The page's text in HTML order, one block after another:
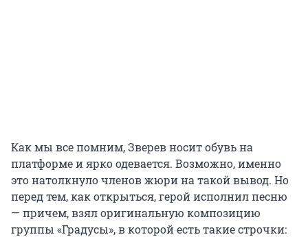
Как мы все помним, Зверев носит обувь на
платформе и ярко одевается. Возможно, именно
это натолкнуло членов жюри на такой вывод. Но
перед тем, как открыться, герой исполнил песню
— причем, взял оригинальную композицию
группы «Градусы», в которой есть такие строчки: